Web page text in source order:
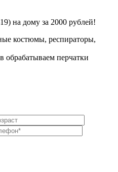
на дому за 2000 рублей!
костюмы, респираторы,
обрабатываем перчатки